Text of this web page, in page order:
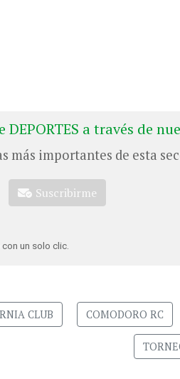
a través de
más importantes de esta
Suscribirme
un solo clic.
CLUB COMODORO RC